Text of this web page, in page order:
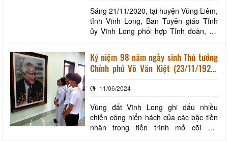
Sáng 21/11/2020, tại huyện Vũng Liêm,
tỉnh Vĩnh Long, Ban Tuyên giáo Tỉnh
ủy Vĩnh Long phối hợp Tỉnh đoàn, Sở
thao và Du lịch tổ chức buổi nói chuyện
chuyên đề kỷ niệm 80 năm ngày Nam
kỳ khởi nghĩa (23/11/1940- 23/11/2020)
Kỷ niệm 98 năm ngày sinh Thủ tướng
Chính phủ Võ Văn Kiệt (23/11/1922-
với quê hương Vĩnh Long
11/06/2024
Vùng đất Vĩnh Long ghi dấu nhiều
chiến công hiển hách của các bậc tiền
nhân trong tiến trình mở cõi đất